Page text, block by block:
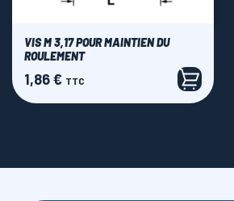
VIS M 3,17 POUR MAINTIEN DU
ROULEMENT
Prix
1,86 € TTC